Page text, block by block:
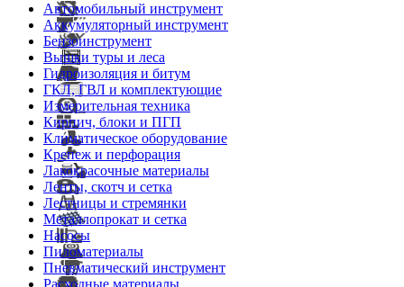
Автомобильный инструмент
Аккумуляторный инструмент
Бензоинструмент
Вышки туры и леса
Гидроизоляция и битум
ГКЛ, ГВЛ и комплектующие
Измерительная техника
Кирпич, блоки и ПГП
Климатическое оборудование
Крепеж и перфорация
Лакокрасочные материалы
Ленты, скотч и сетка
Лестницы и стремянки
Металлопрокат и сетка
Насосы
Пиломатериалы
Пневматический инструмент
Расходные материалы